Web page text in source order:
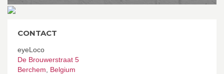
CONTACT
eyeLoco
De Brouwerstraat 5
Berchem
Belgium